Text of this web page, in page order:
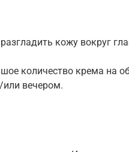
кожу вокруг
количество крема на
или вечером.